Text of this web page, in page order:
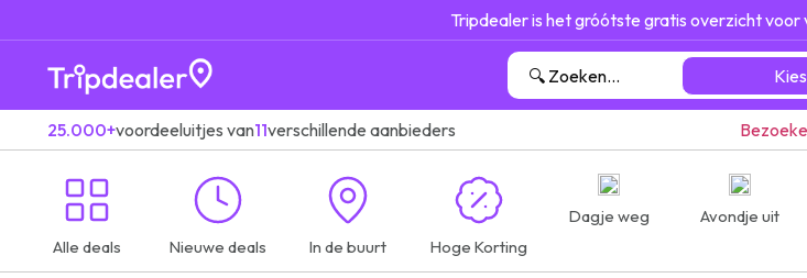
Tripdealer is het gróótste gratis overzicht
25.000+voordeeluitjes van11verschillende aanbieders
Alle deals Nieuwe deals In de buurt Hoge Korting
Dagje weg Avondje uit